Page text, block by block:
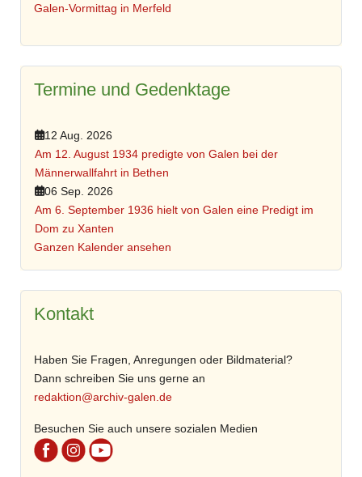
Galen-Vormittag in Merfeld
Termine und Gedenktage
12 Aug. 2026
Am 12. August 1934 predigte von Galen bei der
Männerwallfahrt in Bethen
06 Sep. 2026
Am 6. September 1936 hielt von Galen eine Predigt im
Dom zu Xanten
Ganzen Kalender ansehen
Kontakt
Haben Sie Fragen, Anregungen oder Bildmaterial?
Dann schreiben Sie uns gerne an
redaktion@archiv-galen.de
Besuchen Sie auch unsere sozialen Medien